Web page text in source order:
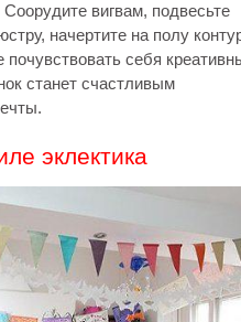
вигвам, подвесьте
начертите на полу
себя
станет счастливым
эклектика